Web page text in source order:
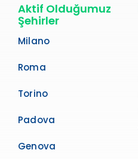
Aktif Olduğumuz
Şehirler
Milano
Roma
Torino
Padova
Genova